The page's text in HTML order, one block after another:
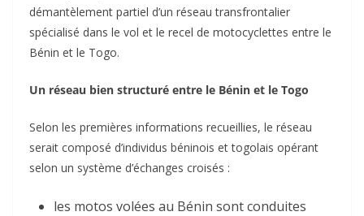
démantèlement partiel d’un réseau transfrontalier
spécialisé dans le vol et le recel de motocyclettes entre le
Bénin et le Togo.
Un réseau bien structuré entre le Bénin et le Togo
Selon les premières informations recueillies, le réseau
serait composé d’individus béninois et togolais opérant
selon un système d’échanges croisés :
les motos volées au Bénin sont conduites